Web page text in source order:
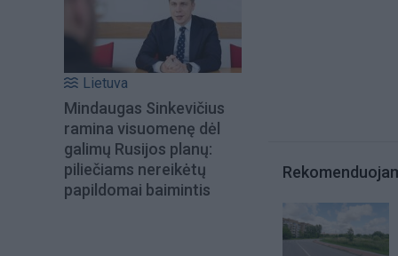
Lietuva
Mindaugas Sinkevičius
ramina visuomenę dėl
galimų Rusijos planų:
piliečiams nereikėtų
papildomai baimintis